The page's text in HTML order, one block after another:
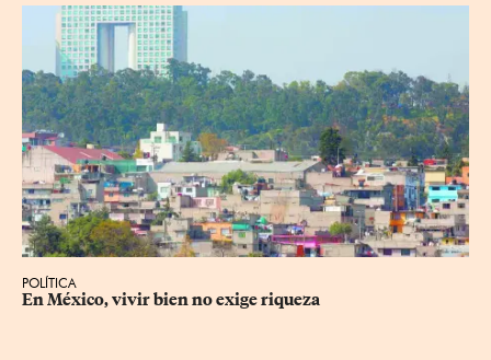
POLÍTICA
En México, vivir bien no exige riqueza